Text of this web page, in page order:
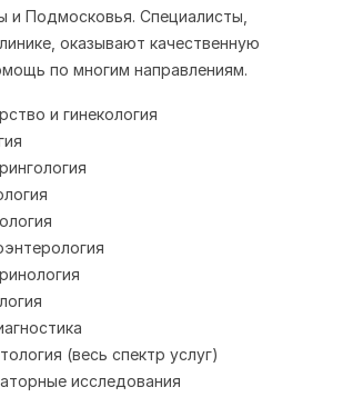
и Подмосковья. Специалисты,
оказывают качественную
по многим направлениям.
и гинекология
(весь спектр услуг)
исследования